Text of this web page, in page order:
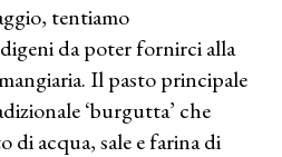
tentiamo
da poter fornirci alla
Il pasto principale
‘burgutta’ che
di acqua, sale e farina di